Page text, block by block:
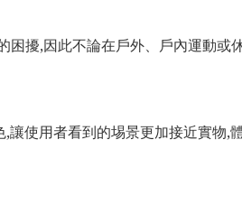
擾,因此不論在戶外、戶內運動或
使用者看到的埸景更加接近實物,